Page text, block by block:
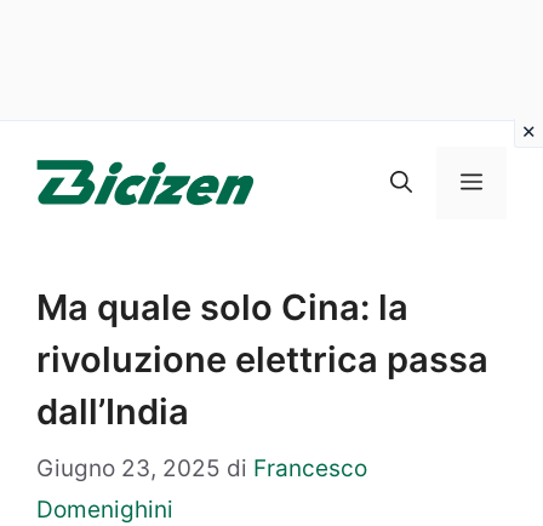
Menu
Ma quale solo Cina: la
rivoluzione elettrica passa
dall’India
Giugno 23, 2025 di Francesco
Domenighini